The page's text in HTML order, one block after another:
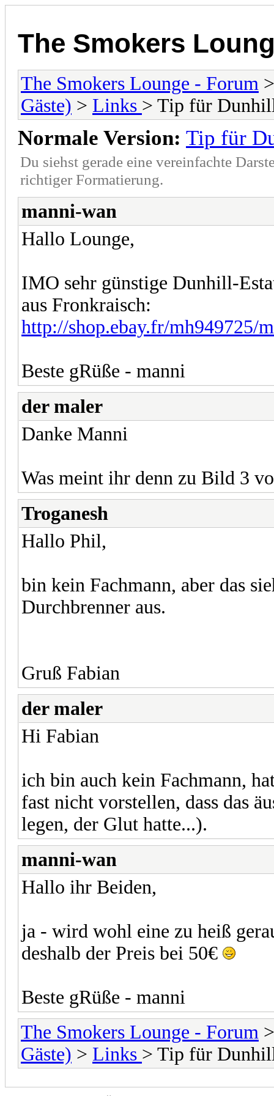
The Smokers
The Smokers Lounge - Forum
Gäste) > Links > Tip für
Normale Version: Tip für
Du siehst gerade eine vereinfachte
richtiger Formatierung.
manni-wan
Hallo Lounge,
IMO sehr günstige Dunhill-
aus Fronkraisch:
http://shop.ebay.fr/mh949725/
Beste gRüße - manni
der maler
Danke Manni
Was meint ihr denn zu Bild 3
Troganesh
Hallo Phil,
bin kein Fachmann, aber das
Durchbrenner aus.
Gruß Fabian
der maler
Hi Fabian
ich bin auch kein Fachmann,
fast nicht vorstellen, dass das
legen, der Glut hatte...).
manni-wan
Hallo ihr Beiden,
ja - wird wohl eine zu heiß
deshalb der Preis bei 50€
Beste gRüße - manni
The Smokers Lounge - Forum
Gäste) > Links > Tip für